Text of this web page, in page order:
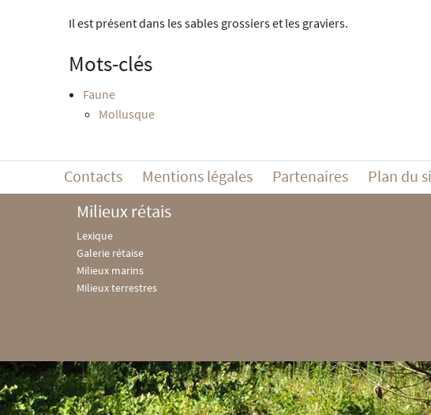
Il est présent dans les sables grossiers et les graviers.
Mots-clés
Faune
Mollusque
Contacts Mentions légales Partenaires Plan du
Milieux rétais
Lexique
Galerie rétaise
Milieux marins
Milieux terrestres